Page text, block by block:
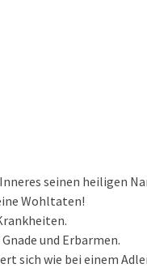
seinen heiligen
Wohltaten!
und Erbarmen.
sich wie bei einem